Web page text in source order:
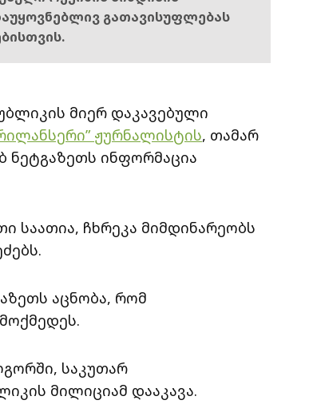
გათავისუფლებას
მიერ დაკავებული
ჟურნალისტის, თამარ
ნეტგაზეთს ინფორმაცია
საათია, ჩხრეკა მიმდინარეობს
აცნობა, რომ
საკუთარ
მილიციამ დააკავა.